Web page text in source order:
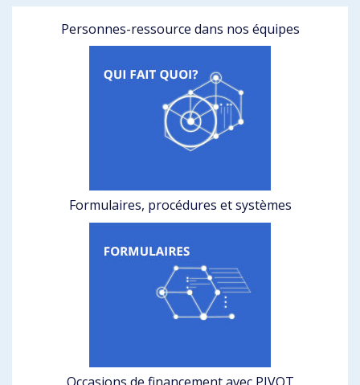
Personnes-ressource dans nos équipes
Formulaires, procédures et systèmes
Occasions de financement avec PIVOT